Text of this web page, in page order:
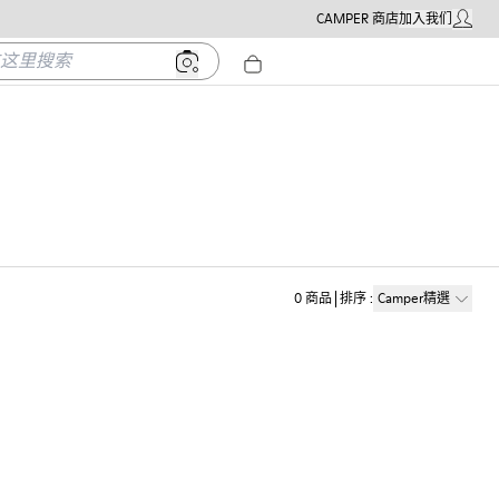
CAMPER 商店加入我们我的帳
搜索
0商品 排序: Camper精選